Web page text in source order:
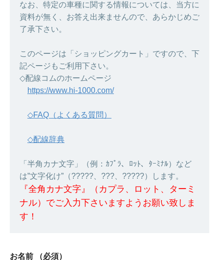
なお、特定の車種に関する情報については、当方に
資料が無く、お答え出来ませんので、あらかじめご
了承下さい。
このページは「ショッピングカート」ですので、下
記ページもご利用下さい。
◇配線コムのホームページ
https://www.hi-1000.com/
◇FAQ（よくある質問）
◇配線辞典
「半角カナ文字」（例：ｶﾌﾟﾗ、ﾛｯﾄ、ﾀｰﾐﾅﾙ）など
は”文字化け”（?????、???、?????）します。
『全角カナ文字』（カプラ、ロット、ターミ
ナル）でご入力下さいますようお願い致しま
す！
お名前 （必須）